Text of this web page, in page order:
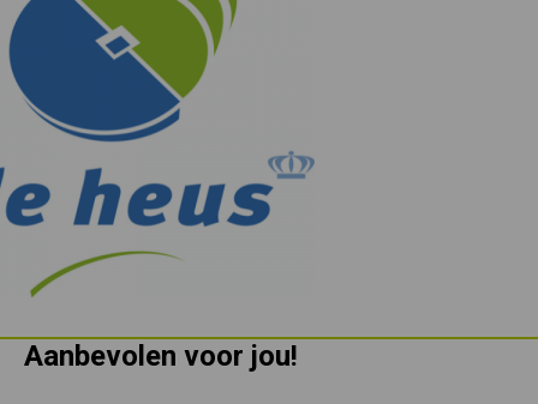
Aanbevolen voor jou!